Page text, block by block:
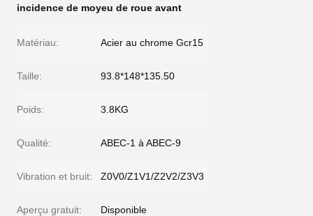
incidence de moyeu de roue avant
Matériau: Acier au chrome Gcr15
Taille: 93.8*148*135.50
Poids: 3.8KG
Qualité: ABEC-1 à ABEC-9
Vibration et bruit: Z0V0/Z1V1/Z2V2/Z3V3
Aperçu gratuit: Disponible